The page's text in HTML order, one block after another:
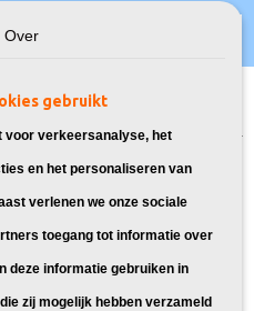
UW WINKELWAGEN
cartridges voor Canon
voor de
Over
gebruikt
voor verkeersanalyse, het
en het personaliseren van
verlenen we onze sociale
toegang tot informatie over
deze informatie gebruiken in
zij mogelijk hebben verzameld